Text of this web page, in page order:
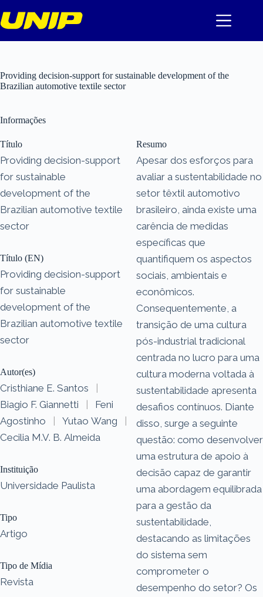
para
o
Providing decision-support for sustainable development of the
Brazilian automotive textile sector
Informações
Título
Providing decision-support
for sustainable
development of the
Brazilian automotive textile
sector
Título (EN)
Providing decision-support
for sustainable
development of the
Brazilian automotive textile
sector
Autor(es)
Cristhiane E. Santos
|
Biagio F. Giannetti
|
Feni
Agostinho
| Yutao Wang
|
Cecilia M.V. B. Almeida
Instituição
Universidade Paulista
Tipo
Artigo
Tipo de Mídia
Revista
Resumo
Apesar dos esforços para
avaliar a sustentabilidade no
setor têxtil automotivo
brasileiro, ainda existe uma
carência de medidas
específicas que
quantifiquem os aspectos
sociais, ambientais e
econômicos.
Consequentemente, a
transição de uma cultura
pós-industrial tradicional
centrada no lucro para uma
cultura moderna voltada à
sustentabilidade apresenta
desafios contínuos. Diante
disso, surge a seguinte
questão: como desenvolver
uma estrutura de apoio à
decisão capaz de garantir
uma abordagem equilibrada
para a gestão da
sustentabilidade,
destacando as limitações
do sistema sem
comprometer o
desempenho do setor? Os